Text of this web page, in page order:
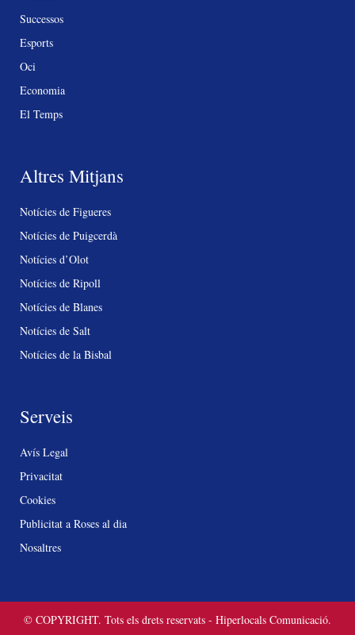
Successos
Esports
Oci
Economia
El Temps
Altres Mitjans
Notícies de Figueres
Notícies de Puigcerdà
Notícies d’Olot
Notícies de Ripoll
Notícies de Blanes
Notícies de Salt
Notícies de la Bisbal
Serveis
Avís Legal
Privacitat
Cookies
Publicitat a Roses al dia
Nosaltres
© COPYRIGHT. Tots els drets reservats - Hiperlocals Comunicació.